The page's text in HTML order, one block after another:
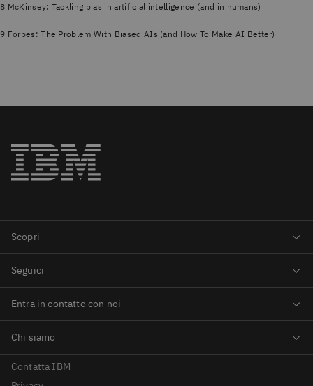
8 McKinsey: Tackling bias in artificial intelligence (and in humans)
9 Forbes: The Problem With Biased AIs (and How To Make AI Better)
Contatta IBM